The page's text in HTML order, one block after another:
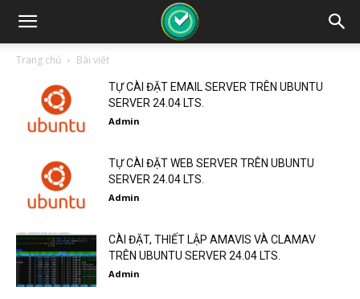
Trang chủ Bài viết
TỰ CÀI ĐẶT EMAIL SERVER TRÊN UBUNTU
SERVER 24.04 LTS.
Admin
TỰ CÀI ĐẶT WEB SERVER TRÊN UBUNTU
SERVER 24.04 LTS.
Admin
CÀI ĐẶT, THIẾT LẬP AMAVIS VÀ CLAMAV
TRÊN UBUNTU SERVER 24.04 LTS.
Admin